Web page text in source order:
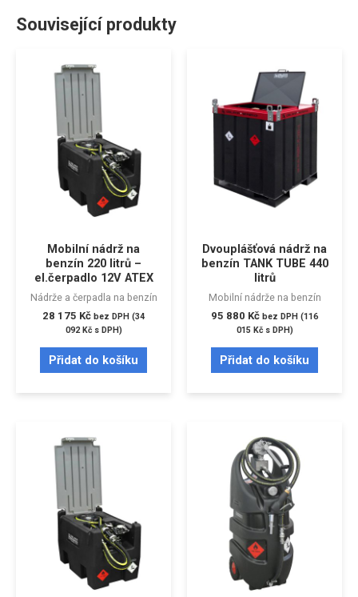
Související produkty
Mobilní nádrž na
benzín 220 litrů –
el.čerpadlo 12V ATEX
Nádrže a čerpadla na benzín
28 175 Kč bez DPH (34
092Kčs DPH)
Přidat do košíku
Dvouplášťová nádrž na
benzín TANK TUBE 440
litrů
Mobilní nádrže na benzín
95 880 Kč bez DPH (116
015 Kčs DPH)
Přidat do košíku